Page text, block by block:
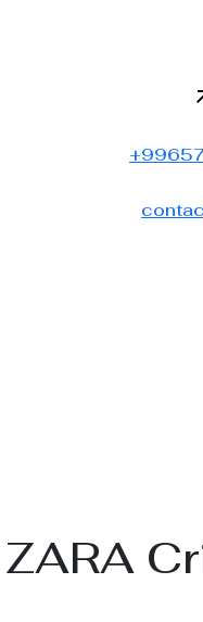
ZARA